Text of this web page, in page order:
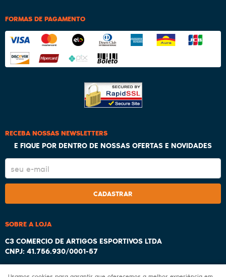
FORMAS DE PAGAMENTO
RECEBA NOSSAS NEWSLETTERS
E FIQUE POR DENTRO DE NOSSAS OFERTAS E NOVIDADES
CADASTRAR
SOBRE A LOJA
C3 COMERCIO DE ARTIGOS ESPORTIVOS LTDA
CNPJ: 41.756.930/0001-57